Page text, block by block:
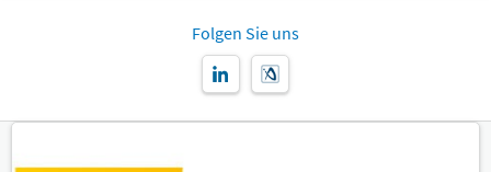
Folgen Sie uns